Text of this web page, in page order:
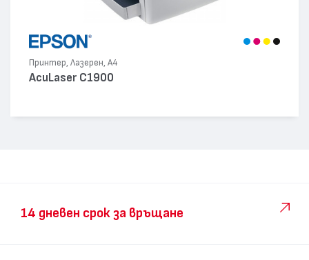
Принтер, Лазерен, А4
AcuLaser C1900
14 дневен срок за връщане